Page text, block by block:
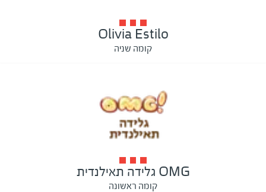
Olivia Estilo
קומה שניה
OMG גלידה תאילנדית
קומה ראשונה